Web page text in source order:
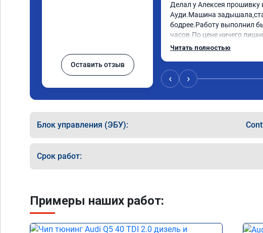
Оставить отзыв
Делал у Алексея прошивку
Ауди.Машина
бодрее.Работу выполнил
часов.По цене ничего
как договаривались
знаю,куда ехать в случае
авто.Однозначно
Читать полностью
‹ ›
Блок управления (ЭБУ):
Срок работ:
Примеры наших работ: